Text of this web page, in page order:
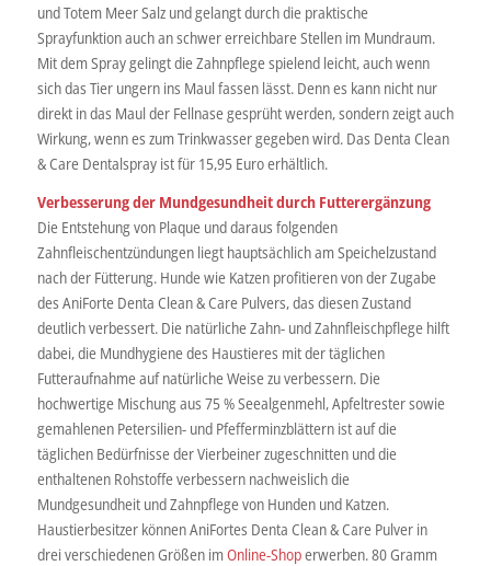
und Totem Meer Salz und gelangt durch die praktische
Sprayfunktion auch an schwer erreichbare Stellen im Mundraum.
Mit dem Spray gelingt die Zahnpflege spielend leicht, auch wenn
sich das Tier ungern ins Maul fassen lässt. Denn es kann nicht nur
direkt in das Maul der Fellnase gesprüht werden, sondern zeigt auch
Wirkung, wenn es zum Trinkwasser gegeben wird. Das Denta Clean
& Care Dentalspray ist für 15,95 Euro erhältlich.
Verbesserung der Mundgesundheit durch Futterergänzung
Die Entstehung von Plaque und daraus folgenden
Zahnfleischentzündungen liegt hauptsächlich am Speichelzustand
nach der Fütterung. Hunde wie Katzen profitieren von der Zugabe
des AniForte Denta Clean & Care Pulvers, das diesen Zustand
deutlich verbessert. Die natürliche Zahn- und Zahnfleischpflege hilft
dabei, die Mundhygiene des Haustieres mit der täglichen
Futteraufnahme auf natürliche Weise zu verbessern. Die
hochwertige Mischung aus 75 % Seealgenmehl, Apfeltrester sowie
gemahlenen Petersilien- und Pfefferminzblättern ist auf die
täglichen Bedürfnisse der Vierbeiner zugeschnitten und die
enthaltenen Rohstoffe verbessern nachweislich die
Mundgesundheit und Zahnpflege von Hunden und Katzen.
Haustierbesitzer können AniFortes Denta Clean & Care Pulver in
drei verschiedenen Größen imOnline-Shoperwerben. 80 Gramm